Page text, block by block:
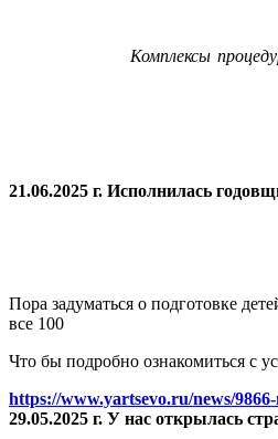
Комплексы
21.06.2025 г. Исполнилась
Пора задуматься о подготовке
все 100
Что бы подробно ознакомиться с
https://www.yartsevo.ru/news/
29.05.2025 г. У нас открылась